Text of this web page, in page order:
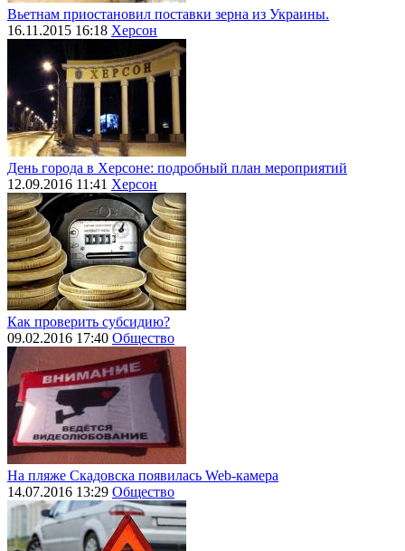
Вьетнам приостановил поставки зерна из Украины.
16.11.2015 16:18 Херсон
День города в Херсоне: подробный план мероприятий
12.09.2016 11:41 Херсон
Как проверить субсидию?
09.02.2016 17:40 Общество
На пляже Скадовска появилась Web-камера
14.07.2016 13:29 Общество